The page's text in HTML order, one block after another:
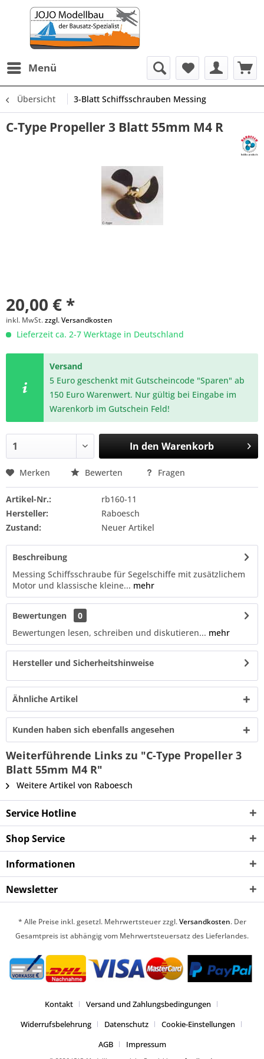
Menü
Übersicht 3-Blatt Schiffsschrauben Messing
C-Type Propeller 3 Blatt 55mm M4 R
20,00 € *
inkl. MwSt.zzgl. Versandkosten
Lieferzeit ca. 2-7 Werktage in Deutschland
Versand
5 Euro geschenkt mit Gutscheincode "Sparen" ab
150 Euro Warenwert. Nur gültig bei Eingabe im
Warenkorb im Gutschein Feld!
In den Warenkorb
Merken Bewerten Fragen
Artikel-Nr.:
rb160-11
Hersteller:
Raboesch
Zustand:
Neuer Artikel
Beschreibung
Messing Schiffsschraube für Segelschiffe mit zusätzlichem
Motor und klassische kleine... mehr
Bewertungen
0
Bewertungen lesen, schreiben und diskutieren... mehr
Hersteller und Sicherheitshinweise
Ähnliche Artikel
Kunden haben sich ebenfalls angesehen
Weiterführende Links zu "C-Type Propeller 3
Blatt 55mm M4 R"
Weitere Artikel von Raboesch
Service Hotline
Shop Service
Informationen
Newsletter
* Alle Preise inkl. gesetzl. Mehrwertsteuer zzgl.Versandkosten. Der
Gesamtpreis ist abhängig vom Mehrwertsteuersatz des Lieferlandes.
Kontakt
Versand und Zahlungsbedingungen
Widerrufsbelehrung
Datenschutz
Cookie-Einstellungen
AGB
Impressum